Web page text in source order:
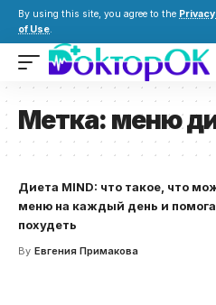
By using this site, you agree to the
of Use.
Метка: меню
Диета MIND: что такое, что
меню на каждый день и
похудеть
By Евгения Примакова